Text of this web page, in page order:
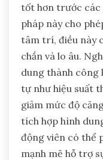
tốt hơn trước các
pháp này cho
tâm trí, điều này
chắn và lo âu.
dung thành công
tự như hiệu suất
giảm mức độ
tích hợp hình
động viên có thể
mạnh mẽ hỗ trợ